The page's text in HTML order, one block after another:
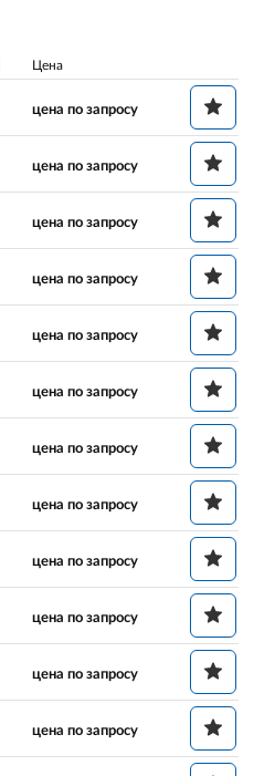
Цена
цена по запросу
цена по запросу
цена по запросу
цена по запросу
цена по запросу
цена по запросу
цена по запросу
цена по запросу
цена по запросу
цена по запросу
цена по запросу
цена по запросу